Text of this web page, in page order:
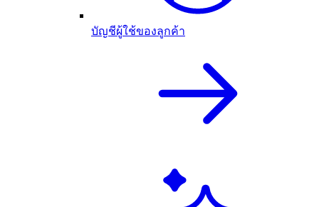
บัญชีผู้ใช้ของลูกค้า